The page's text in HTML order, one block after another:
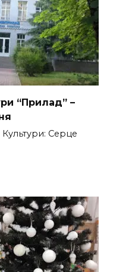
“Прилад” –
Серце